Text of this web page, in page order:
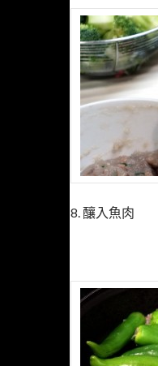
8. 釀入魚肉